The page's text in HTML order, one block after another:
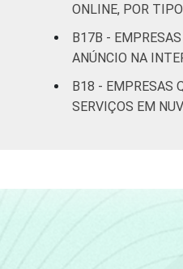
brasileiras - TIC
ONLINE, POR
B17B -
ANÚNCIO NA
B18 - EMPRESAS
SERVIÇOS EM